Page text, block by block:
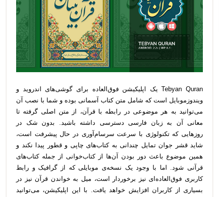
Tebyan Quran یک اپلیکیشن فوق‌العاده برای گوشی‌های اندروید و
ویندوزموبایل است که شامل متن کتاب آسمانی بوده و شما با نصب آن
می‌توانید به هر موضوعی در رابطه با قرآن، از متن اصلی گرفته تا
معانی آن به زبان فارسی دسترسی داشته باشید. بدون شک در
روزهایی که تکنولوژی با سرعت سرسام‌آوری در حال پیشرفت است،
شاید قشر جوان تمایل چندانی به کتاب‌های چاپی و قطور پیدا نکند و
همین موضوع باعث دور بودن آن‌ها از کتاب‌خوانی از جمله کتاب‌های
قرآنی شود. اما با وجود یک نسخه‌ی موبایلی که از گرافیک و رابط
کاربری فوق‌العاده‌ای نیز برخوردار است، میل به خواندن قرآن نیز در
بسیاری از کاربران افزایش خواهد یافت. با این اپلیکیشن، می‌توانید